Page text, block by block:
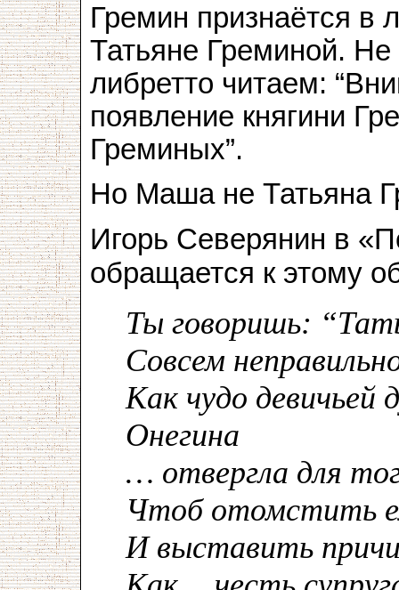
Гремин признаётся
Татьяне Греминой.
либретто читаем:
появление княгини
Греминых”.
Но Маша не Татьяна
Игорь Северянин в
обращается к этому
Ты говоришь:
Совсем
Как чудо
Онегина
… отвергла для
Чтоб отомстить
И выставить